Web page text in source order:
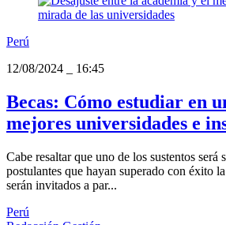
Perú
12/08/2024
16:45
Becas: Cómo estudiar en
mejores universidades e
Cabe resaltar que uno de los sustentos será
postulantes que hayan superado con éxito
serán invitados a par...
Perú